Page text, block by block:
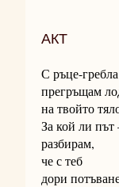
АКТ
С ръце-гребла
прегръщам
на твойто
За кой ли път
разбирам,
че с теб
дори